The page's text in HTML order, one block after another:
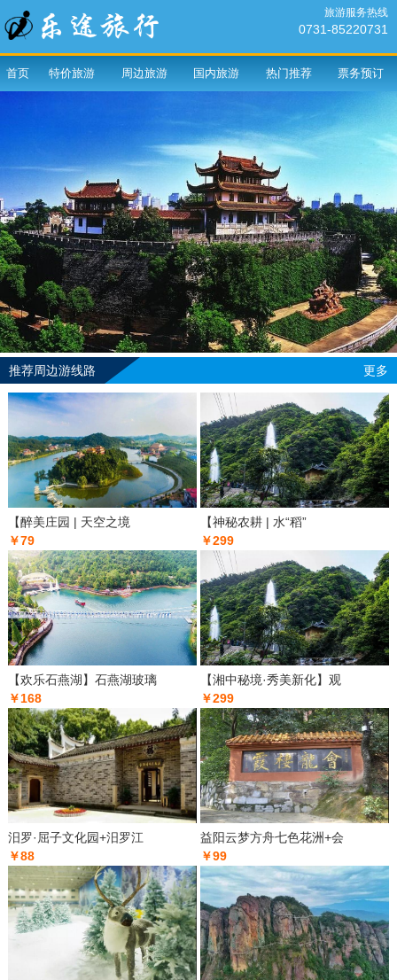
旅游服务热线
0731-85220731
首页 特价旅游 周边旅游 国内旅游 热门推荐 票务预订
推荐周边游线路 更多
【醉美庄园 | 天空之境
￥79
【神秘农耕 | 水“稻”
￥299
【欢乐石燕湖】石燕湖玻璃
￥168
【湘中秘境·秀美新化】观
￥299
汨罗·屈子文化园+汨罗江
￥88
益阳云梦方舟七色花洲+会
￥99